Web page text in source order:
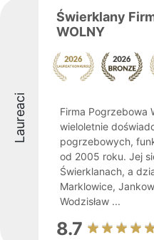
Laureaci
Świerklany
WOLNY
Firma Pogrzebowa
wieloletnie
pogrzebowych,
od 2005 roku. Jej
Świerklanach, a
Marklowice,
Wodzisław ...
8.7